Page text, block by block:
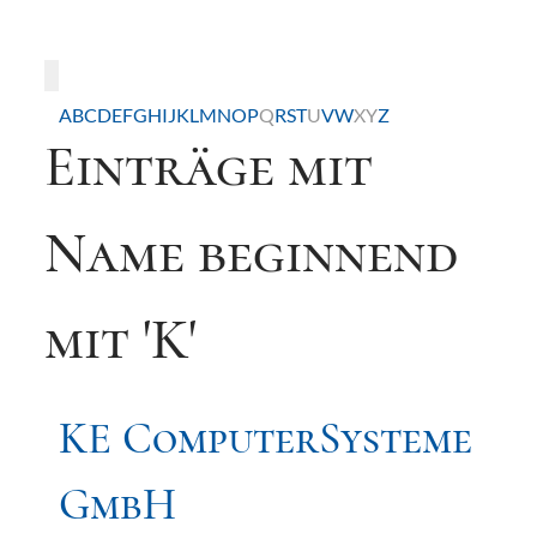
ABCDEFGHIJKLMNOPQRSTUVWXYZ
Einträge mit
Name beginnend
mit 'K'
KE ComputerSysteme
GmbH